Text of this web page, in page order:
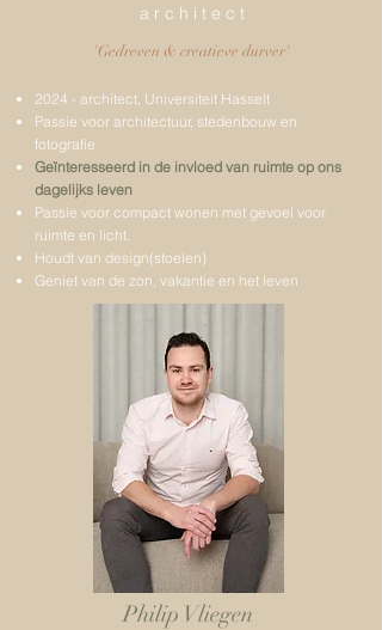
a r c h i t e c t
'Gedreven & creatieve durver'
2024 - architect, Universiteit Hasselt
Passie voor architectuur, stedenbouw en
fotografie
Geïnteresseerd in de invloed van ruimte op ons
dagelijks leven​
Passie voor compact wonen met gevoel voor
ruimte en licht.
Houdt van design(stoelen)
Geniet van de zon, vakantie en het leven
Philip Vliegen